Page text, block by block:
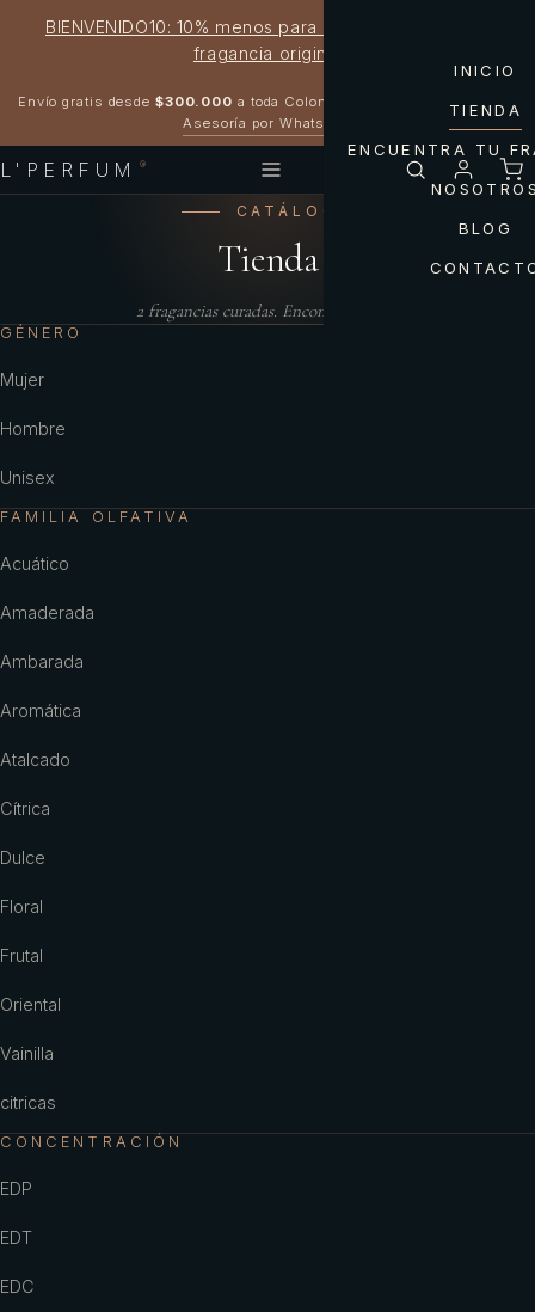
BIENVENIDO10: 10% menos para estrenar tu próxima
fragancia original
Envío gratis desde $300.000 a toda Colombia
Asesoría por WhatsApp
L'PERFUM ®
INICIO
TIENDA
ENCUENTRA TU
BLOG
CATÁLOGO
Tienda
2fragancias curadas. Encontrá la tuya.
GÉNERO
Mujer
Hombre
Unisex
FAMILIA OLFATIVA
Acuático
Amaderada
Ambarada
Aromática
Atalcado
Cítrica
Dulce
Floral
Frutal
Oriental
Vainilla
citricas
CONCENTRACIÓN
EDP
EDT
EDC